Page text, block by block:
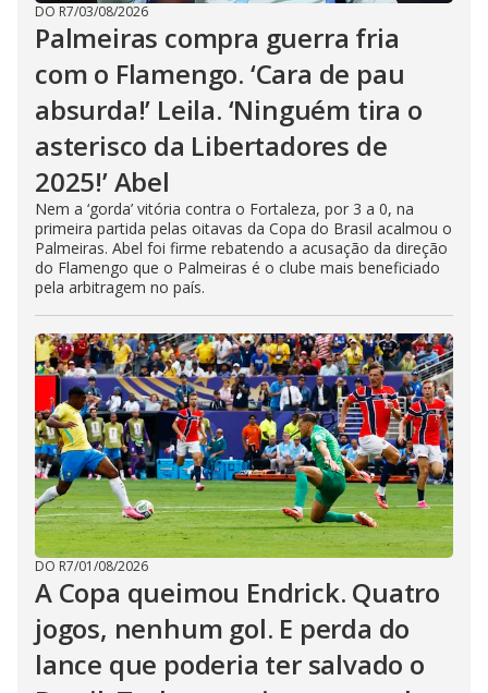
DO R7/03/08/2026
Palmeiras compra guerra fria
com o Flamengo. ‘Cara de pau
absurda!’ Leila. ‘Ninguém tira o
asterisco da Libertadores de
2025!’ Abel
Nem a ‘gorda’ vitória contra o Fortaleza, por 3 a 0, na
primeira partida pelas oitavas da Copa do Brasil acalmou o
Palmeiras. Abel foi firme rebatendo a acusação da direção
do Flamengo que o Palmeiras é o clube mais beneficiado
pela arbitragem no país.
DO R7/01/08/2026
A Copa queimou Endrick. Quatro
jogos, nenhum gol. E perda do
lance que poderia ter salvado o